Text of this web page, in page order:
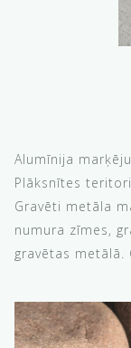
Alumīnija
Plāksnītes
Gravēti metāla
numura zīmes,
gravētas metālā.